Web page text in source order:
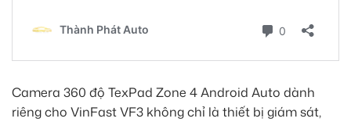
Camera 360 độ TexPad Zone 4 Android Auto dành
riêng cho VinFast VF3 không chỉ là thiết bị giám sát,